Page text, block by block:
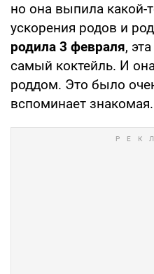
но она выпила какой-
ускорения родов и
родила 3 февраля,
самый коктейль. И
роддом. Это было
вспоминает знакомая.